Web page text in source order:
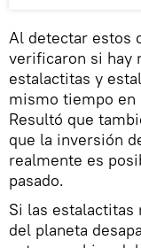
Al detectar estos
verificaron si hay
estalactitas y
mismo tiempo en
Resultó que
que la inversión
realmente es
pasado.
Si las
del planeta